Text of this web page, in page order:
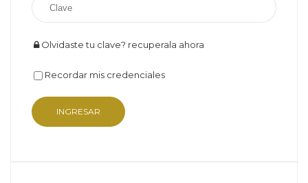
Olvidaste tu clave? recuperala ahora
Recordar mis credenciales